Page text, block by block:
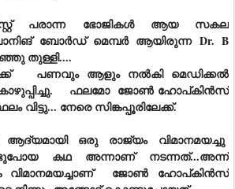
പരാന്ന ഭോജികൾ ആയ സകല
ബോർഡ് മെമ്പർ ആയിരുന്ന Dr. B
തുള്ളി....
പണവും ആളും നൽകി മെഡിക്കൽ
ഫലമോ ജോൺ ഹോപ്കിൻസ്
വിട്ടു... നേരെ സിങ്കപ്പൂരിലേക്ക്.
ഒരു രാജ്യം വിമാനമയച്ചു
കഥ അന്നാണ് നടന്നത്‌...അന്ന്
വിമാനമയച്ചാണ് ജോൺ ഹോപ്കിൻസ്